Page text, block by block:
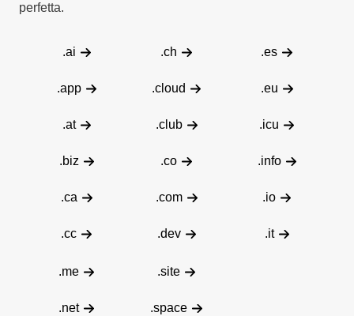
perfetta.
.ai
.app
.at
.biz
.ca
.cc
.ch
.cloud
.club
.co
.com
.dev
.es
.eu
.icu
.info
.io
.it
.me
.net
.site
.space